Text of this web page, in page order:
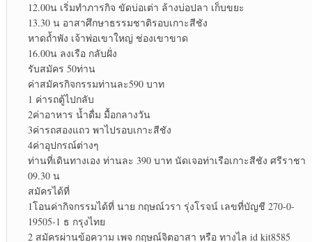
12.00น เริ่มทำภารกิจ ขัดบ่อเต่า ล้างบ่อปลา เก็บขยะ
13.30 น อาสาศึกษาธรรมชาติรอบเกาะสีชัง
หาดถ้ำพัง เจ้าพ่อเขาใหญ่ ช่องเขาขาด
16.00น ลงเรือ กลับฝั่ง
รับสมัคร 50ท่าน
ค่าสมัครกิจกรรมท่านละ590 บาท
1 ค่ารถตู้ไปกลับ
2ค่าอาหาร น้ำดื่ม มื้อกลางวัน
3ค่ารถสองแถว พาไปรอบเกาะสีชัง
4ค่าอุปกรณ์ต่างๆ
ท่านที่เดินทางเอง ท่านละ 390 บาท นัดเจอท่าเรือเกาะสีชัง ศรีราชา
09.30 น
สมัครได้ที่
1โอนค่ากิจกรรมได้ที่ นาย กฤษณ์วรา รุ่งโรจน์ เลขที่บัญชี 270-0-
19505-1 ธ กรุงไทย
2 สมัครผ่านข้อความ เพจ กฤษณ์จิตอาสา หรือ ทางไล id kit8585